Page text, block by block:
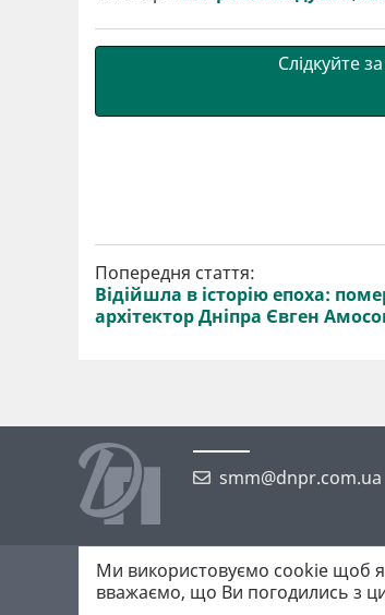
Слідкуйте
Попередня стаття:
Відійшла в історію епоха:
архітектор Дніпра Євген
smm@dnpr.com.ua
©2026 https://dnpr.com.ua Дніпровська
Всі права захищені. При повному або
Ми використовуємо cookie щоб
вважаємо, що Ви погодились з